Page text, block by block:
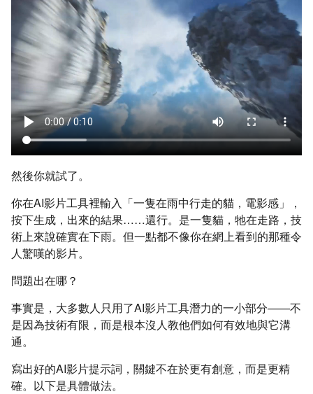
然後你就試了。
你在AI影片工具裡輸入「一隻在雨中行走的貓，電影感」，
按下生成，出來的結果……還行。是一隻貓，牠在走路，技
術上來說確實在下雨。但一點都不像你在網上看到的那種令
人驚嘆的影片。
問題出在哪？
事實是，大多數人只用了AI影片工具潛力的一小部分——不
是因為技術有限，而是根本沒人教他們如何有效地與它溝
通。
寫出好的AI影片提示詞，關鍵不在於更有創意，而是更精
確。以下是具體做法。